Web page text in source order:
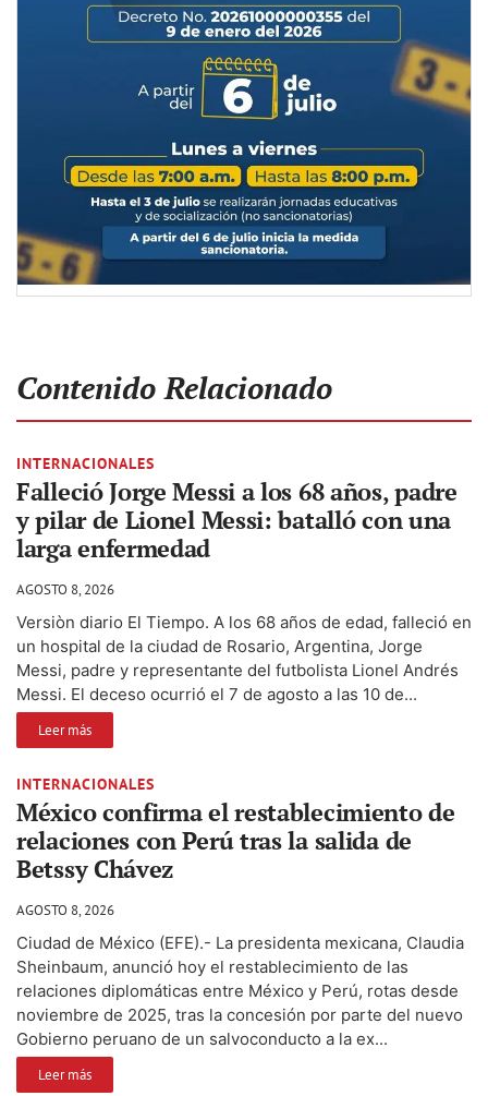
Contenido Relacionado
INTERNACIONALES
Falleció Jorge Messi a los 68 años, padre
y pilar de Lionel Messi: batalló con una
larga enfermedad
AGOSTO 8, 2026
Versiòn diario El Tiempo. A los 68 años de edad, falleció en
un hospital de la ciudad de Rosario, Argentina, Jorge
Messi, padre y representante del futbolista Lionel Andrés
Messi. El deceso ocurrió el 7 de agosto a las 10 de...
Leer más
INTERNACIONALES
México confirma el restablecimiento de
relaciones con Perú tras la salida de
Betssy Chávez
AGOSTO 8, 2026
Ciudad de México (EFE).- La presidenta mexicana, Claudia
Sheinbaum, anunció hoy el restablecimiento de las
relaciones diplomáticas entre México y Perú, rotas desde
noviembre de 2025, tras la concesión por parte del nuevo
Gobierno peruano de un salvoconducto a la ex...
Leer más